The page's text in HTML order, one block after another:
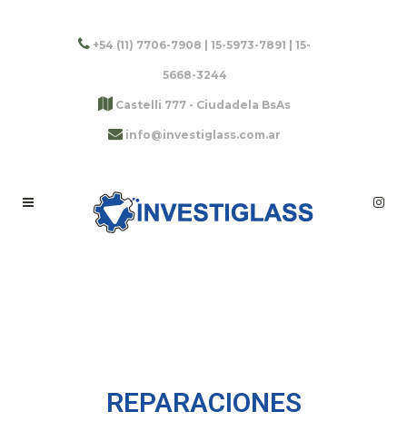
+54 (11) 7706-7908 | 15-5973-7891 | 15-
5668-3244
Castelli 777 - Ciudadela BsAs
info@investiglass.com.ar
REPARACIONES